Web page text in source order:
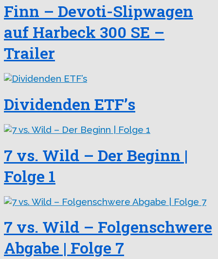
Finn – Devoti-Slipwagen
auf Harbeck 300 SE –
Trailer
Dividenden ETF’s
7 vs. Wild – Der Beginn |
Folge 1
7 vs. Wild – Folgenschwere
Abgabe | Folge 7